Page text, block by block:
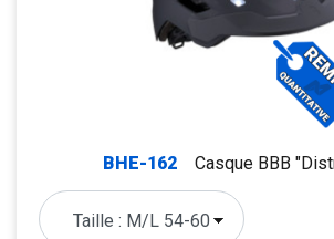
BHE-162 Casque BBB